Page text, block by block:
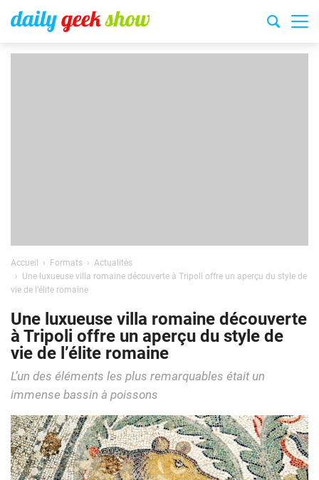
Accueil Formats
Actualités
Une luxueuse villa romaine découverte à Tripoli offre un aperçu du style de
vie de l’élite romaine
Une luxueuse villa romaine découverte
à Tripoli offre un aperçu du style de
vie de l’élite romaine
L’un des éléments les plus remarquables était un
immense bassin à poissons